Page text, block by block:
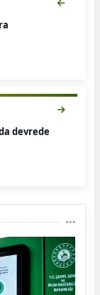
devrede